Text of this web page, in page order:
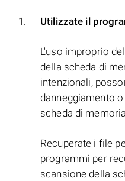
Utilizzate il
L'uso improprio
della scheda di
intenzionali,
danneggiamento
scheda di
Recuperate i file
programmi per
scansione della